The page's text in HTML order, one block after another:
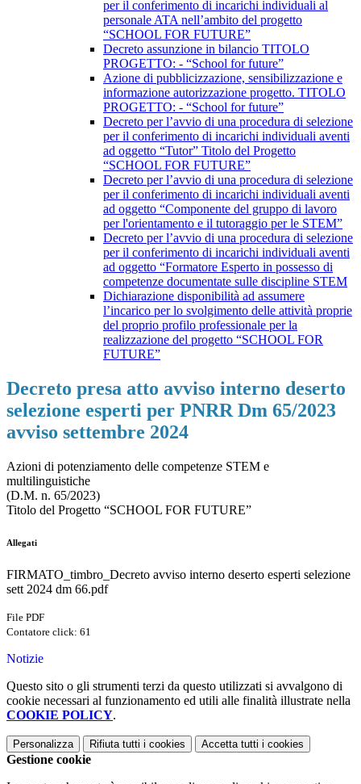
per il conferimento di incarichi individuali al
personale ATA nell’ambito del progetto
“SCHOOL FOR FUTURE”
Decreto assunzione in bilancio TITOLO
PROGETTO: - “School for future”
Azione di pubblicizzazione, sensibilizzazione e
informazione autorizzazione progetto. TITOLO
PROGETTO: - “School for future”
Decreto per l’avvio di una procedura di selezione
per il conferimento di incarichi individuali aventi
ad oggetto “Tutor” Titolo del Progetto
“SCHOOL FOR FUTURE”
Decreto per l’avvio di una procedura di selezione
per il conferimento di incarichi individuali aventi
ad oggetto “Componente del gruppo di lavoro
per l'orientamento e il tutoraggio per le STEM”
Decreto per l’avvio di una procedura di selezione
per il conferimento di incarichi individuali aventi
ad oggetto “Formatore Esperto in possesso di
competenze documentate sulle discipline STEM
Dichiarazione disponibilità ad assumere
l’incarico per lo svolgimento delle attività proprie
del proprio profilo professionale per la
realizzazione del progetto “SCHOOL FOR
FUTURE”
Decreto presa atto avviso interno deserto
selezione esperti per PNRR Dm 65/2023
avviso settembre 2024
Azioni di potenziamento delle competenze STEM e
multilinguistiche
(D.M. n. 65/2023)
Titolo del Progetto “SCHOOL FOR FUTURE”
Allegati
FIRMATO_timbro_Decreto avviso interno deserto esperti selezione
sett 2024 dm 66.pdf
File PDF
Contatore click: 61
Notizie
Questo sito o gli strumenti terzi da questo utilizzati si avvalgono di
cookie necessari al funzionamento ed utili alle finalità illustrate nella
COOKIE POLICY.
Personalizza Rifiuta tutti i cookies Accetta tutti i cookies
Gestione cookie